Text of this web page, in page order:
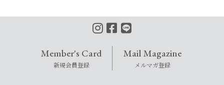
Member's Card
新規会員登録
Mail Magazine
メルマガ登録